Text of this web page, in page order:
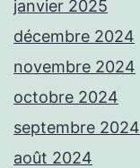
janvier 2025
décembre 2024
novembre 2024
octobre 2024
septembre 2024
août 2024